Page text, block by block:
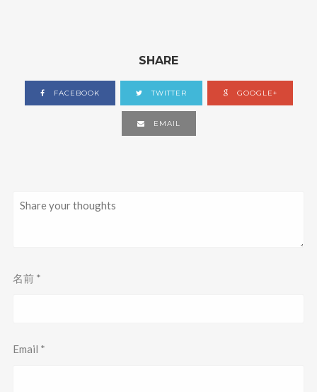
SHARE
FACEBOOK TWITTER GOOGLE+
EMAIL
名前 *
Email *